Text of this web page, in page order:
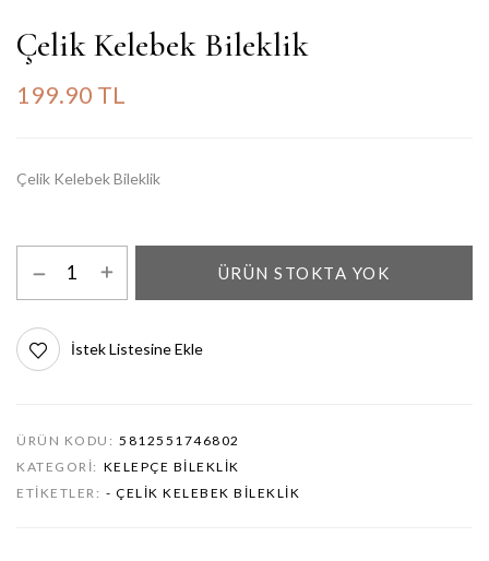
Çelik Kelebek Bileklik
199.90 TL
Çelik Kelebek Bileklik
ÜRÜN STOKTA YOK
İstek Listesine Ekle
ÜRÜN KODU: 5812551746802
KATEGORI: KELEPÇE BILEKLIK
ETIKETLER: - ÇELIK KELEBEK BILEKLIK